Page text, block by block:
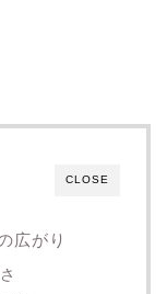
CLOSE
広がり